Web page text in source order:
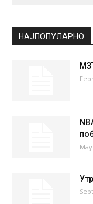
НАЈПОПУЛАРНО